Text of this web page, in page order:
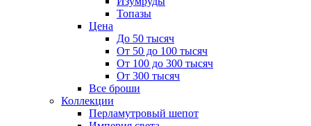
Топазы
Цена
До 50 тысяч
От 50 до 100 тысяч
От 100 до 300 тысяч
От 300 тысяч
Все броши
Коллекции
Перламутровый шепот